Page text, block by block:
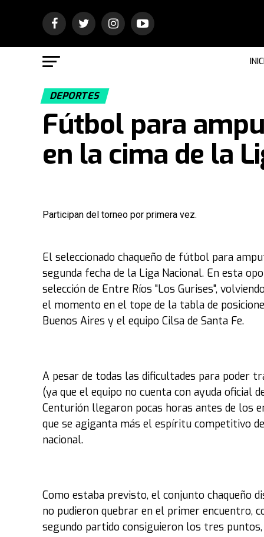
DEPORTES
Fútbol para
en la cima de la
Participan del torneo por primera vez.
El seleccionado chaqueño de fútbol para
segunda fecha de la Liga Nacional. En esta
selección de Entre Ríos "Los Gurises",
el momento en el tope de la tabla de
Buenos Aires y el equipo Cilsa de Santa Fe.
A pesar de todas las dificultades para poder
(ya que el equipo no cuenta con ayuda oficial
Centurión llegaron pocas horas antes de los
que se agiganta más el espíritu competitivo
nacional.
Como estaba previsto, el conjunto chaqueño
no pudieron quebrar en el primer encuentro,
segundo partido consiguieron los tres